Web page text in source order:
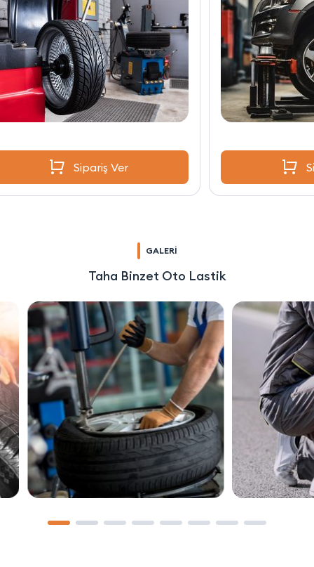
GALERİ
Taha Binzet Oto Lastik